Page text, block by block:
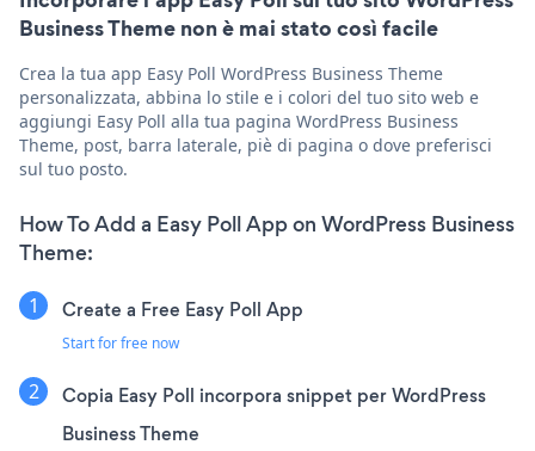
Business Theme non è mai stato così facile
Crea la tua app Easy Poll WordPress Business Theme
personalizzata, abbina lo stile e i colori del tuo sito web e
aggiungi Easy Poll alla tua pagina WordPress Business
Theme, post, barra laterale, piè di pagina o dove preferisci
sul tuo posto.
How To Add a Easy Poll App on WordPress Business
Theme:
Create a Free Easy Poll App
Start for free now
Copia Easy Poll incorpora snippet per WordPress
Business Theme